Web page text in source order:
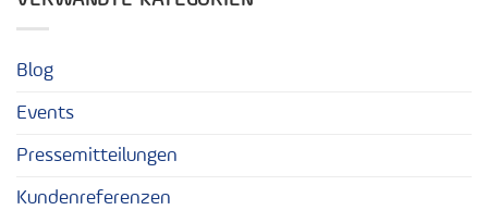
Blog
Events
Pressemitteilungen
Kundenreferenzen